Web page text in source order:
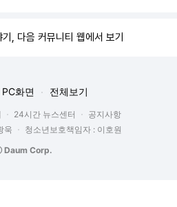
, 다음 커뮤니티 웹에서 보기
PC화면 전체보기
24시간 뉴스센터
공지사항
욱
청소년보호책임자 : 이호원
Corp.